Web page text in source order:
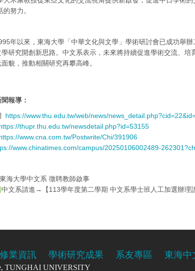
努力。
以來，東海大學「中華文化與文學」學術研討會已成功舉辦
研究開創新思路。中文系表示，未來將持續促進學術交流、
貌，推動相關研究再攀高峰。
報導：
https://www.thu.edu.tw/web/news/
thupr.thu.edu.tw/newsdetail.php?id=53155
www.cna.com.tw/Postwrite/Chi/391906
www.chinatimes.com/campus/20250106002489-
海大學中文系 徵聘教師啟事
中文系請進→【113學年度第二學期 中文系學士班人工加選辦理
業資訊 學術研究成果 系友專區 東海中
TUNGHAI UNIVERSITY